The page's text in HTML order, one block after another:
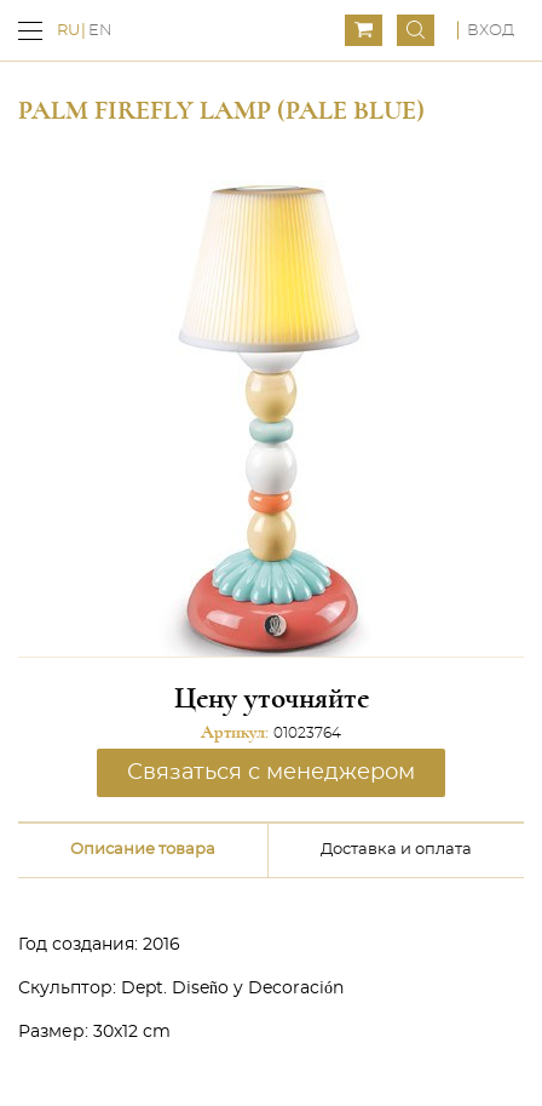
RU EN ВХОД
PALM FIREFLY LAMP (PALE BLUE)
Цену уточняйте
Артикул: 01023764
Связаться с менеджером
Описание товара Доставка и оплата
Год создания: 2016
Скульптор: Dept. Diseño y Decoración
Размер: 30x12 cm